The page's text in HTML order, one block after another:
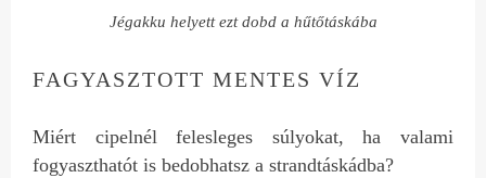
Jégakku helyett ezt dobd a hűtőtáskába
FAGYASZTOTT MENTES VÍZ
Miért cipelnél felesleges súlyokat, ha valami
fogyaszthatót is bedobhatsz a strandtáskádba?